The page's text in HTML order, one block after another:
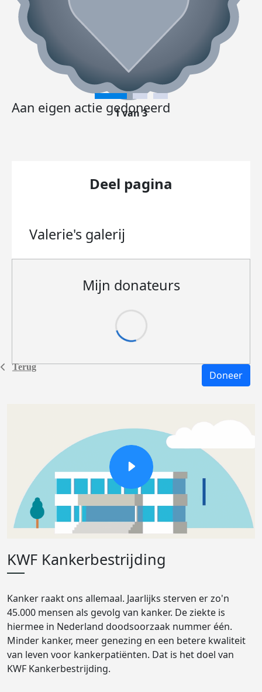
Terug
Aan eigen actie gedoneerd
1 van 3
Deel pagina
Valerie's galerij
Mijn donateurs
Doneer
KWF Kankerbestrijding
Kanker raakt ons allemaal. Jaarlijks sterven er zo'n
45.000 mensen als gevolg van kanker. De ziekte is
hiermee in Nederland doodsoorzaak nummer één.
Minder kanker, meer genezing en een betere kwaliteit
van leven voor kankerpatiënten. Dat is het doel van
KWF Kankerbestrijding.